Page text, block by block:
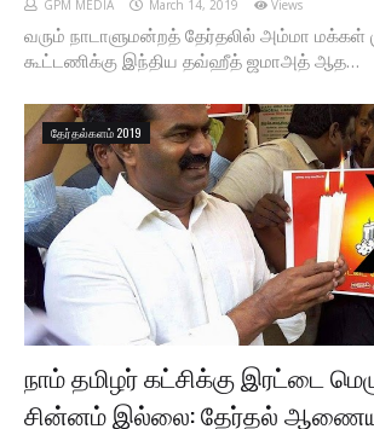
GPM MEDIA March 14, 2019 Views
வரும் நாடாளுமன்றத் தேர்தலில் அம்மா
கூட்டணிக்கு இந்திய தவ்ஹீத் ஜமாஅத் ஆத…
தேர்தல்களம் 2019
நாம் தமிழர் கட்சிக்கு இரட்டை
சின்னம் இல்லை: தேர்தல் ஆணையம்